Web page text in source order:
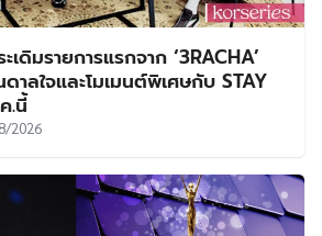
ดิมรายการแรกจาก ‘3RACHA’
าลใจและโมเมนต์พิเศษกับ STAY
.นี้
2026